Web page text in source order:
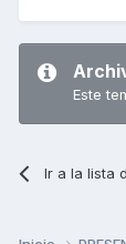
Este
Ir a la lista